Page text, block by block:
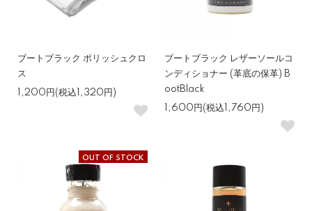
ブートブラック ポリッシュクロ
ス
1,200円(税込1,320円)
ブートブラック レザーソールコ
ンディショナー (革底の保革) B
ootBlack
1,600円(税込1,760円)
OUT OF STOCK